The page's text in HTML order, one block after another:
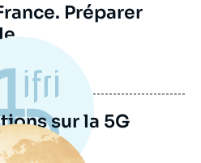
Préparer
sur la 5G